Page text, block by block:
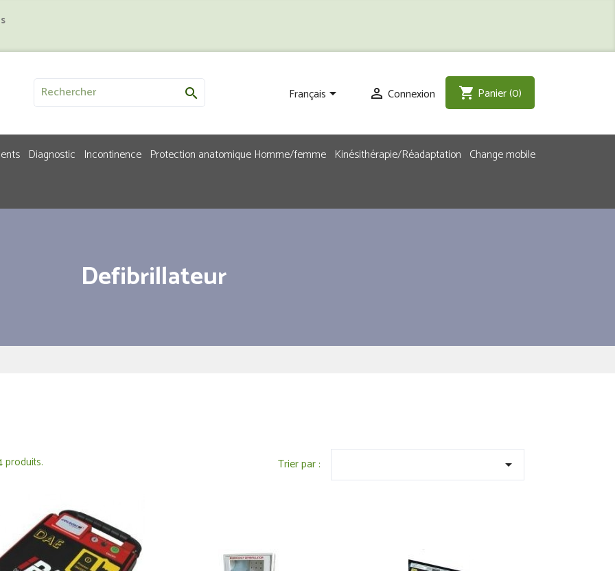
 Français  Connexion shopping_cart Panier(0)
Diagnostic Incontinence Protection anatomique Homme/femme Kinésithérapie/Réadaptation Change mobile
Defibrillateur
produits. Trier par : 